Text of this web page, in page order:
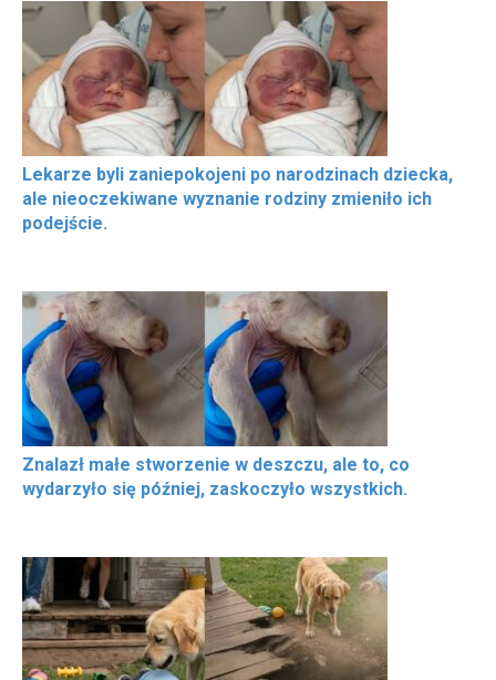
Lekarze byli zaniepokojeni po narodzinach dziecka,
ale nieoczekiwane wyznanie rodziny zmieniło ich
podejście.
Znalazł małe stworzenie w deszczu, ale to, co
wydarzyło się później, zaskoczyło wszystkich.